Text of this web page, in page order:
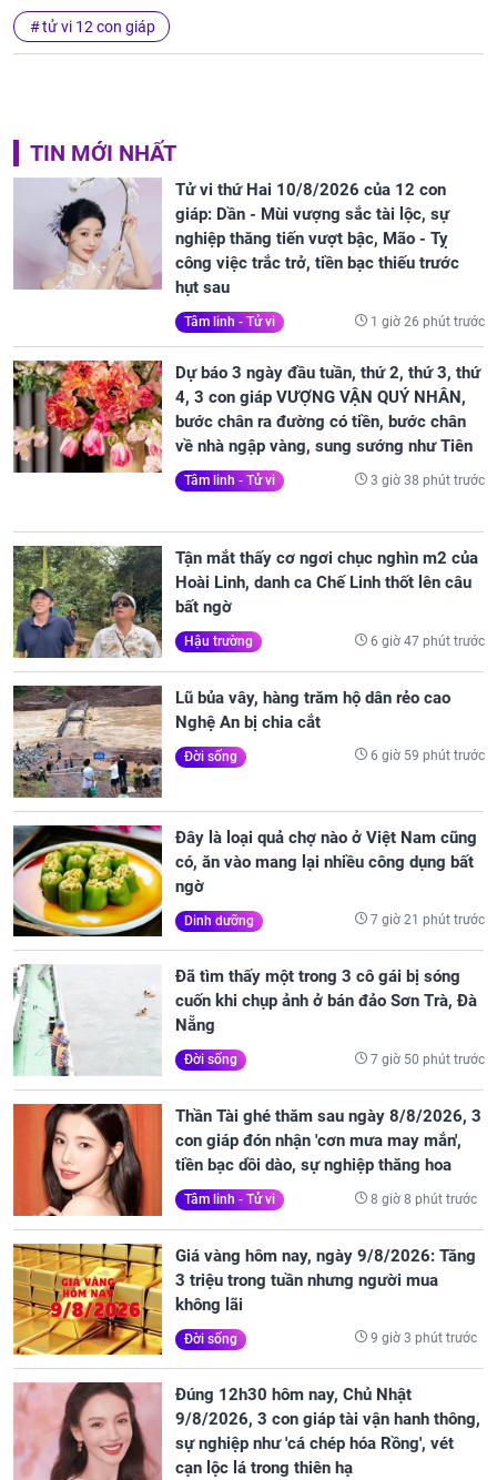
tử vi 12 con giáp
TIN MỚI NHẤT
Tử vi thứ Hai 10/8/2026 của 12 con
giáp: Dần - Mùi vượng sắc tài lộc, sự
nghiệp thăng tiến vượt bậc, Mão - Tỵ
công việc trắc trở, tiền bạc thiếu trước
hụt sau
Tâm linh - Tử vi 1 giờ 26 phút trước
Dự báo 3 ngày đầu tuần, thứ 2, thứ 3, thứ
4, 3 con giáp VƯỢNG VẬN QUÝ NHÂN,
bước chân ra đường có tiền, bước chân
về nhà ngập vàng, sung sướng như Tiên
Tâm linh - Tử vi 3 giờ 38 phút trước
Tận mắt thấy cơ ngơi chục nghìn m2 của
Hoài Linh, danh ca Chế Linh thốt lên câu
bất ngờ
Hậu trường 6 giờ 47 phút trước
Lũ bủa vây, hàng trăm hộ dân rẻo cao
Nghệ An bị chia cắt
Đời sống 6 giờ 59 phút trước
Đây là loại quả chợ nào ở Việt Nam cũng
có, ăn vào mang lại nhiều công dụng bất
ngờ
Dinh dưỡng 7 giờ 21 phút trước
Đã tìm thấy một trong 3 cô gái bị sóng
cuốn khi chụp ảnh ở bán đảo Sơn Trà, Đà
Nẵng
Đời sống 7 giờ 50 phút trước
Thần Tài ghé thăm sau ngày 8/8/2026, 3
con giáp đón nhận 'cơn mưa may mắn',
tiền bạc dồi dào, sự nghiệp thăng hoa
Tâm linh - Tử vi 8 giờ 8 phút trước
Giá vàng hôm nay, ngày 9/8/2026: Tăng
3 triệu trong tuần nhưng người mua
không lãi
Đời sống 9 giờ 3 phút trước
Đúng 12h30 hôm nay, Chủ Nhật
9/8/2026, 3 con giáp tài vận hanh thông,
sự nghiệp như 'cá chép hóa Rồng', vét
cạn lộc lá trong thiên hạ